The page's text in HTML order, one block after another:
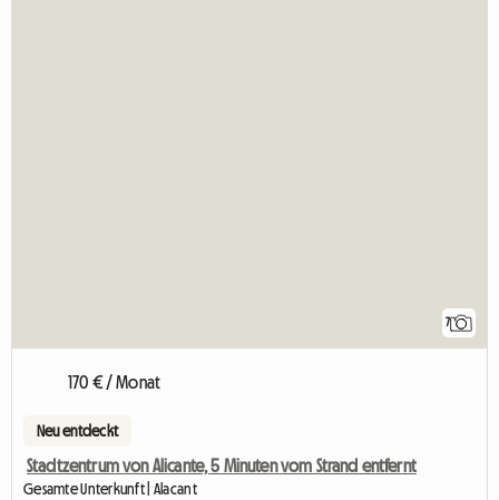
7
170 € / Monat
Neu entdeckt
Stadtzentrum von Alicante, 5 Minuten vom Strand entfernt
Gesamte Unterkunft | Alacant